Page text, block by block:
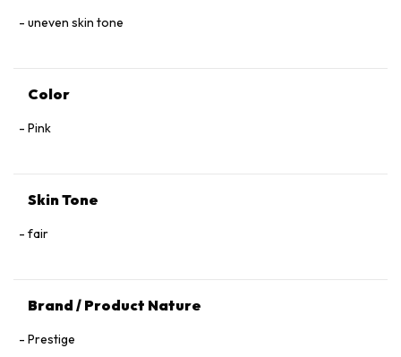
uneven skin tone
Color
Pink
Skin Tone
fair
Brand / Product Nature
Prestige